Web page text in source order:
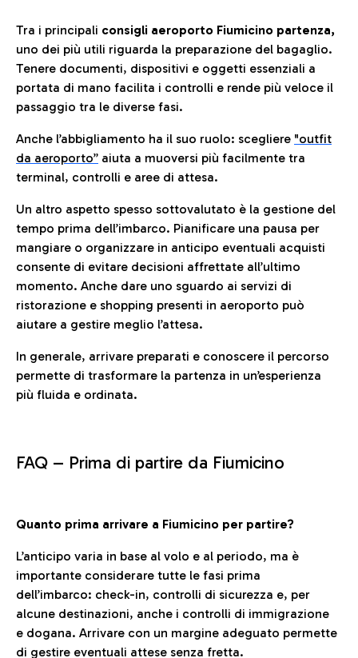
Tra i principali consigli aeroporto Fiumicino partenza,
uno dei più utili riguarda la preparazione del bagaglio.
Tenere documenti, dispositivi e oggetti essenziali a
portata di mano facilita i controlli e rende più veloce il
passaggio tra le diverse fasi.
Anche l’abbigliamento ha il suo ruolo: scegliere "outfit
da aeroporto” aiuta a muoversi più facilmente tra
terminal, controlli e aree di attesa.
Un altro aspetto spesso sottovalutato è la gestione del
tempo prima dell’imbarco. Pianificare una pausa per
mangiare o organizzare in anticipo eventuali acquisti
consente di evitare decisioni affrettate all’ultimo
momento. Anche dare uno sguardo ai servizi di
ristorazione e shopping presenti in aeroporto può
aiutare a gestire meglio l’attesa.
In generale, arrivare preparati e conoscere il percorso
permette di trasformare la partenza in un’esperienza
più fluida e ordinata.
FAQ – Prima di partire da Fiumicino
Quanto prima arrivare a Fiumicino per partire?
L’anticipo varia in base al volo e al periodo, ma è
importante considerare tutte le fasi prima
dell’imbarco: check-in, controlli di sicurezza e, per
alcune destinazioni, anche i controlli di immigrazione
e dogana. Arrivare con un margine adeguato permette
di gestire eventuali attese senza fretta.